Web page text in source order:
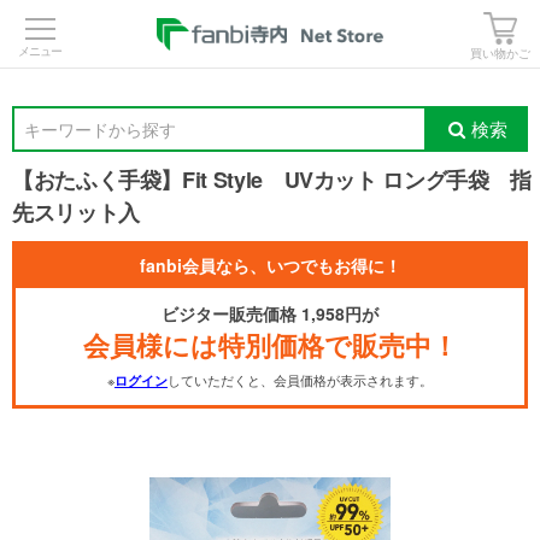
買い物かご
キーワードから探す 検索
【おたふく手袋】Fit Style UVカット ロング手袋 指
先スリット入
fanbi会員なら、いつでもお得に！
ビジター販売価格 1,958円が
会員様には特別価格で販売中！
※ログインしていただくと、会員価格が表示されます。